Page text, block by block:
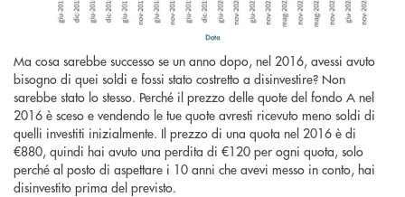
Ma cosa sarebbe successo se un anno dopo, nel 2016, avessi avuto
bisogno di quei soldi e fossi stato costretto a disinvestire? Non
sarebbe stato lo stesso. Perché il prezzo delle quote del fondo A nel
2016 è sceso e vendendo le tue quote avresti ricevuto meno soldi di
quelli investiti inizialmente. Il prezzo di una quota nel 2016 è di
€880, quindi hai avuto una perdita di €120 per ogni quota, solo
perché al posto di aspettare i 10 anni che avevi messo in conto, hai
disinvestito prima del previsto.